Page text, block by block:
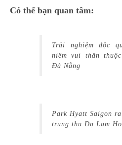
Có thể bạn quan tâm:
Trải nghiệm độc
niềm vui thân
Đà Nẵng
Park Hyatt Saigon
trung thu Dạ Lam